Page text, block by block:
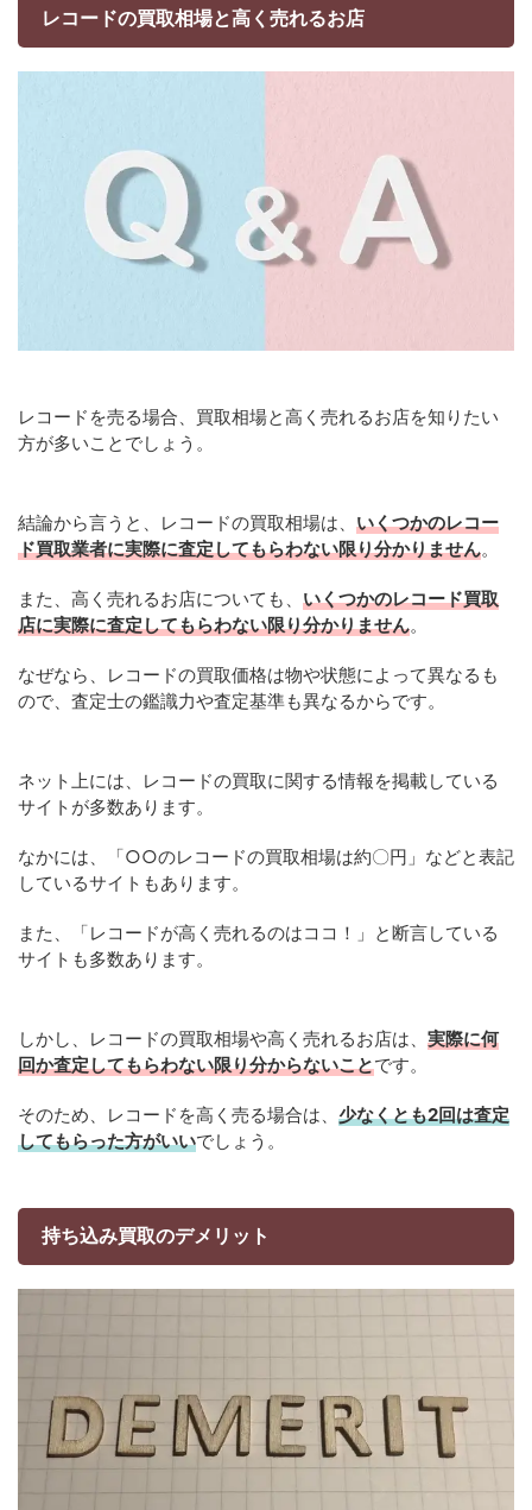
レコードの買取相場と高く売れるお店
レコードを売る場合、買取相場と高く売れるお店を知りたい
方が多いことでしょう。
結論から言うと、レコードの買取相場は、 いくつかのレコー
ド買取業者に実際に査定してもらわない限り分かりません。
また、高く売れるお店についても、 いくつかのレコード買取
店に実際に査定してもらわない限り分かりません。
なぜなら、レコードの買取価格は物や状態によって異なるも
ので、査定士の鑑識力や査定基準も異なるからです。
ネット上には、レコードの買取に関する情報を掲載している
サイトが多数あります。
なかには、「○○のレコードの買取相場は約〇円」などと表記
しているサイトもあります。
また、「レコードが高く売れるのはココ！」と断言している
サイトも多数あります。
しかし、レコードの買取相場や高く売れるお店は、 実際に何
回か査定してもらわない限り分からないことです。
そのため、レコードを高く売る場合は、 少なくとも2回は査定
してもらった方がいいでしょう。
持ち込み買取のデメリット